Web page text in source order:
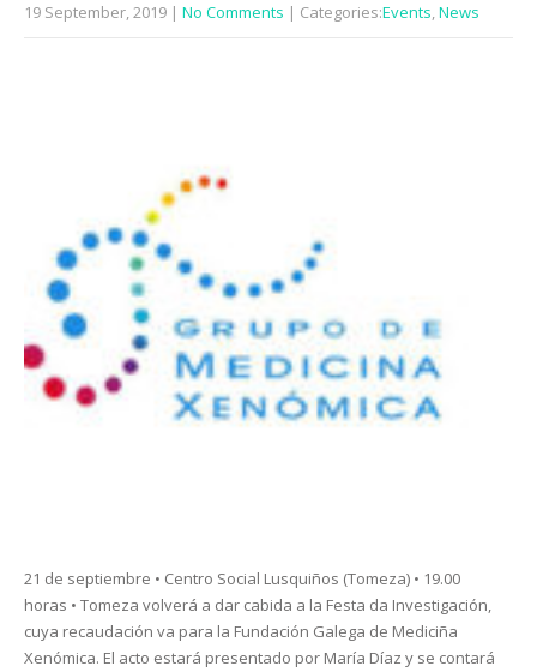
19 September, 2019 | No Comments | Categories:Events,News
21 de septiembre • Centro Social Lusquiños (Tomeza) • 19.00
horas • Tomeza volverá a dar cabida a la Festa da Investigación,
cuya recaudación va para la Fundación Galega de Mediciña
Xenómica. El acto estará presentado por María Díaz y se contará